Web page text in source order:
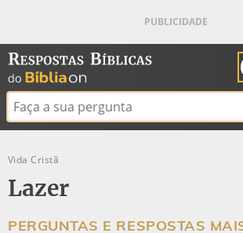
Buscar:
Vida Cristã
Lazer
PERGUNTAS E RESPOSTAS